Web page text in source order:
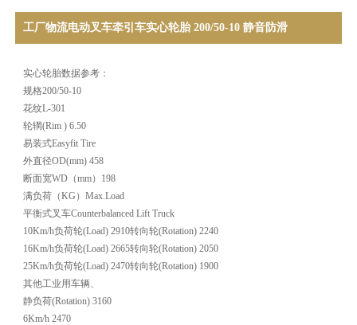
工厂物流电动叉车牵引车实心轮胎 200/50-10 静音防滑
实心轮胎数据参考：
规格200/50-10
花纹L-301
轮辋(Rim ) 6.50
易装式Easyfit Tire
外直径OD(mm) 458
断面宽WD（mm）198
满负荷（KG）Max.Load
平衡式叉车Counterbalanced Lift Truck
10Km/h负荷轮(Load) 2910转向轮(Rotation) 2240
16Km/h负荷轮(Load) 2665转向轮(Rotation) 2050
25Km/h负荷轮(Load) 2470转向轮(Rotation) 1900
其他工业用车辆、
静负荷(Rotation) 3160
6Km/h 2470